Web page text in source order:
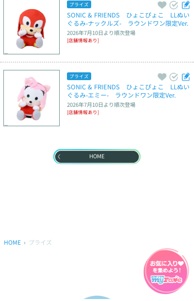
プライズ
SONIC & FRIENDS　ひょこぴょこ　LLぬい
ぐるみ‐ナックルズ‐　ラウンドワン限定Ver.
2026年7月10日より順次登場
[店舗情報あり]
プライズ
SONIC & FRIENDS　ひょこぴょこ　LLぬい
ぐるみ‐エミー‐　ラウンドワン限定Ver.
2026年7月10日より順次登場
[店舗情報あり]
HOME
HOME プライズ